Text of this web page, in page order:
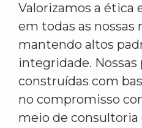
Valorizamos a ética
em todas as nossas
mantendo altos
integridade. Nossas
construídas com
no compromisso
meio de consultoria